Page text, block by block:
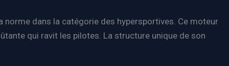
norme dans la catégorie des hypersportives. Ce moteur
qui ravit les pilotes. La structure unique de son